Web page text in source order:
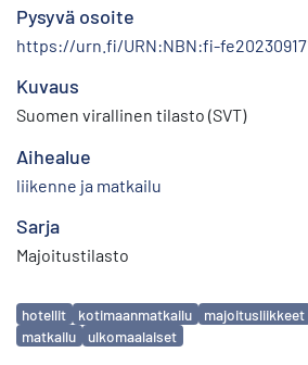
Pysyvä osoite
https://urn.fi/URN:NBN:fi-
Kuvaus
Suomen virallinen tilasto (SVT)
Aihealue
liikenne ja matkailu
Sarja
Majoitustilasto
Avainsanat
hotellit kotimaanmatkailu majoitusliikkeet
matkailu
ulkomaalaiset